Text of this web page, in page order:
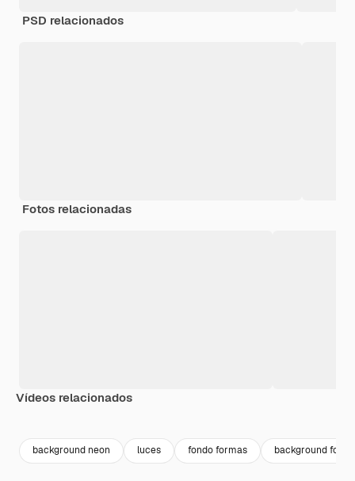
PSD relacionados
Fotos relacionadas
Vídeos relacionados
background neon luces fondo formas background